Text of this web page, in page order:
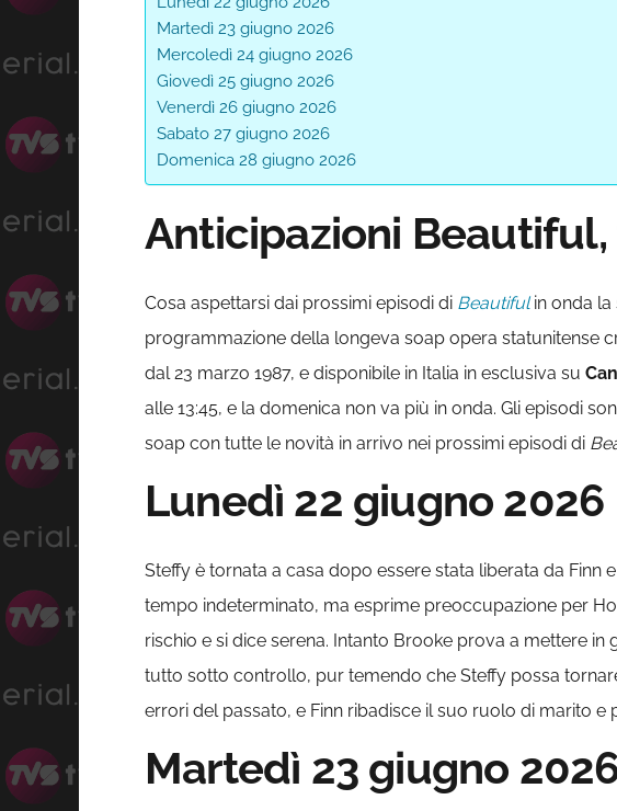
Martedì 23 giugno 2026
Mercoledì 24 giugno 2026
Giovedì 25 giugno 2026
Venerdì 26 giugno 2026
Sabato 27 giugno 2026
Domenica 28 giugno 2026
Anticipazioni
Cosa aspettarsi dai prossimi episodi di Beautifulin onda la
programmazione della longeva soap opera statunitense
dal 23 marzo 1987, e disponibile in Italia in esclusiva su
alle 13:45, e la domenica non va più in onda. Gli episodi
soap con tutte le novità in arrivo nei prossimi episodi di
Lunedì 22 giugno 2026
Steffy è tornata a casa dopo essere stata liberata da
tempo indeterminato, ma esprime preoccupazione per
rischio e si dice serena. Intanto Brooke prova a mettere
tutto sotto controllo, pur temendo che Steffy possa
errori del passato, e Finn ribadisce il suo ruolo di marito e
Martedì 23 giugno